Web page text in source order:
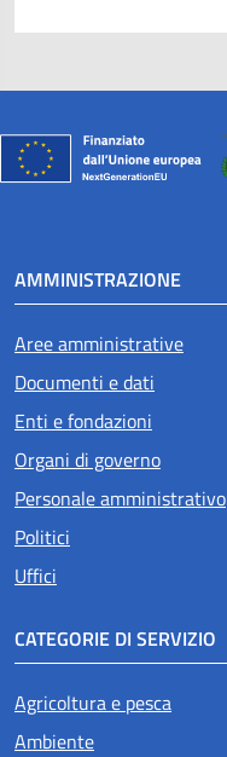
AMMINISTRAZIONE
Aree amministrative
Documenti e dati
Enti e fondazioni
Organi di governo
Personale amministrativo
Politici
Uffici
CATEGORIE DI SERVIZIO
Agricoltura e pesca
Ambiente